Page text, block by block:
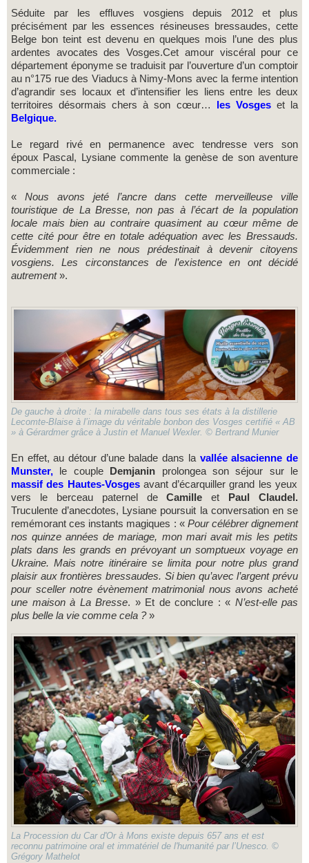
Séduite par les effluves vosgiens depuis 2012 et plus
précisément par les essences résineuses bressaudes, cette
Belge bon teint est devenu en quelques mois l’une des plus
ardentes avocates des Vosges.Cet amour viscéral pour ce
département éponyme se traduisit par l’ouverture d’un comptoir
au n°175 rue des Viaducs à Nimy-Mons avec la ferme intention
d’agrandir ses locaux et d’intensifier les liens entre les deux
territoires désormais chers à son cœur… les Vosges et la
Belgique.
Le regard rivé en permanence avec tendresse vers son
époux Pascal, Lysiane commente la genèse de son aventure
commerciale :
« Nous avons jeté l’ancre dans cette merveilleuse ville
touristique de La Bresse, non pas à l’écart de la population
locale mais bien au contraire quasiment au cœur même de
cette cité pour être en totale adéquation avec les Bressauds.
Évidemment rien ne nous prédestinait à devenir citoyens
vosgiens. Les circonstances de l’existence en ont décidé
autrement».
De gauche à droite : la mirabelle dans tous ses états à la distillerie
Lecomte-Blaise à l’image du véritable bonbon des Vosges certifié « AB
» à Gérardmer grâce à Justin et Manuel Wexler. © Bertrand Munier
En effet, au détour d’une balade dans la vallée alsacienne de
Munster, le couple Demjanin prolongea son séjour sur le
massif des Hautes-Vosges avant d’écarquiller grand les yeux
vers le berceau paternel deCamille et Paul Claudel.
Truculente d’anecdotes, Lysiane poursuit la conversation en se
remémorant ces instants magiques : « Pour célébrer dignement
nos quinze années de mariage, mon mari avait mis les petits
plats dans les grands en prévoyant un somptueux voyage en
Ukraine. Mais notre itinéraire se limita pour notre plus grand
plaisir aux frontières bressaudes. Si bien qu’avec l’argent prévu
pour sceller notre évènement matrimonial nous avons acheté
une maison à La Bresse. » Et de conclure : « N’est-elle pas
plus belle la vie comme cela ?»
La Procession du Car d'Or à Mons existe depuis 657 ans et est
reconnu patrimoine oral et immatériel de l'humanité par l’Unesco. ©
Grégory Mathelot